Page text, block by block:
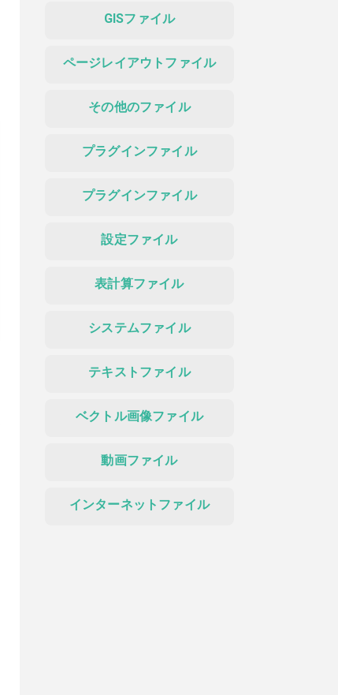
GISファイル
ページレイアウトファイル
その他のファイル
プラグインファイル
プラグインファイル
設定ファイル
表計算ファイル
システムファイル
テキストファイル
ベクトル画像ファイル
動画ファイル
インターネットファイル